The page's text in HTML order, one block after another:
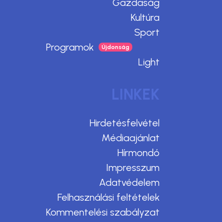
Gazdaság
Kultúra
Sport
Programok
Light
LINKEK
Hirdetésfelvétel
Médiaajánlat
Hírmondó
Impresszum
Adatvédelem
Felhasználási feltételek
Kommentelési szabályzat